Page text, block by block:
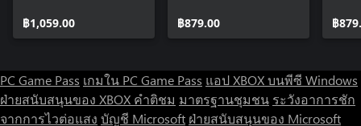
more! Want to show off your skills to a live streaming audience?
Fret not: Hi-Fi RUSH includes a streamer-friendly alternate audio
mode which replaces those licensed songs with original tracks
฿1,059.00 ฿879.00 ฿
PC Game Pass เกมใน PC Game Pass แอป XBOX บนพีซี Windows
ฝ่ายสนับสนุนของ XBOX คำติชม มาตรฐานชุมชน ระวังอาการชัก
จากการไวต่อแสง บัญชี Microsoft ฝ่ายสนับสนุนของ Microsoft